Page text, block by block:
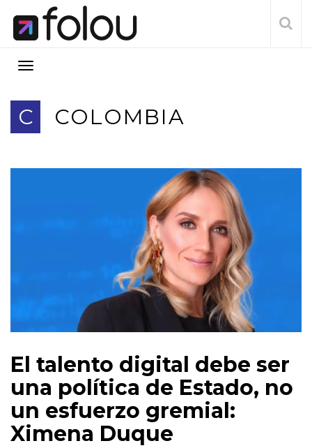
C COLOMBIA
El talento digital debe ser
una política de Estado, no
un esfuerzo gremial:
Ximena Duque